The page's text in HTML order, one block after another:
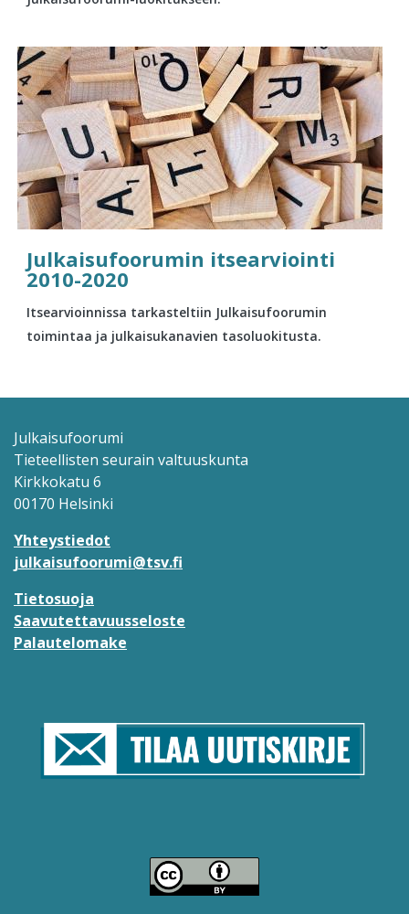
Julkaisufoorumin itsearviointi
2010-2020
Itsearvioinnissa tarkasteltiin Julkaisufoorumin
toimintaa ja julkaisukanavien tasoluokitusta.
Julkaisufoorumi
Tieteellisten seurain valtuuskunta
Kirkkokatu 6
00170 Helsinki
Yhteystiedot
julkaisufoorumi@tsv.fi
Tietosuoja
Saavutettavuusseloste
Palautelomake